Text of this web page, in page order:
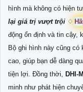
hình mà không có hiện
lại giá trị vượt trội ♢
động ổn định và tin cậy,
Bộ ghi hình này cũng
cao, giúp bạn dễ dàng
tiện lợi. Đồng thời, DHI-
minh như phát hiện